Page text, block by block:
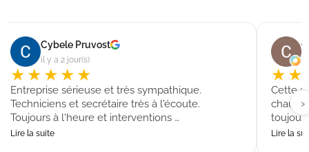
Cybele Pruvost
il y a 2 jour(s)
★★★★★
Entreprise sérieuse et très sympathique.
Techniciens et secrétaire très à l'écoute.
Toujours à l'heure et interventions …
Lire la suite
Cette
Lire la
›